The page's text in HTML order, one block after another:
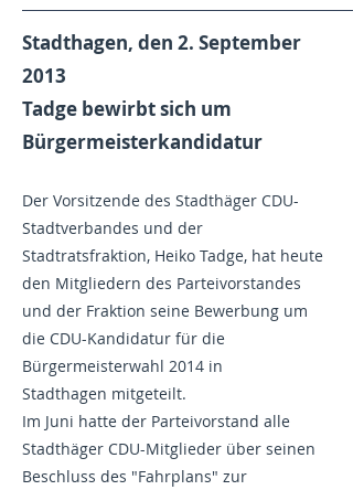
Stadthagen, den 2. September
2013
Tadge bewirbt sich um
Bürgermeisterkandidatur
Der Vorsitzende des Stadthäger CDU-
Stadtverbandes und der
Stadtratsfraktion, Heiko Tadge, hat heute
den Mitgliedern des Parteivorstandes
und der Fraktion seine Bewerbung um
die CDU-Kandidatur für die
Bürgermeisterwahl 2014 in
Stadthagen mitgeteilt.
Im Juni hatte der Parteivorstand alle
Stadthäger CDU-Mitglieder über seinen
Beschluss des "Fahrplans" zur